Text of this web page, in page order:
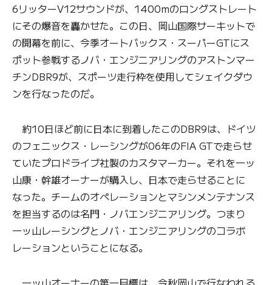
6リッターV12サウンドが、1400mのロングストレート
にその爆音を轟かせた。この日、岡山国際サーキットで
の開幕を前に、今季オートバックス・スーパーGTにス
ポット参戦するノバ・エンジニアリングのアストンマー
チンDBR9が、スポーツ走行枠を使用してシェイクダウ
ンを行なったのだ。
約10日ほど前に日本に到着したこのDBR9は、ドイツ
のフェニックス・レーシングが06年のFIA GTで走らせ
ていたプロドライブ社製のカスタマーカー。それを一ッ
山康・幹雄オーナーが購入し、日本で走らせることに
なった。チームのオペレーションとマシンメンテナンス
を担当するのは名門・ノバエンジニアリング。つまり
一ッ山レーシングとノバ・エンジニアリングのコラボ
レーションということになる。